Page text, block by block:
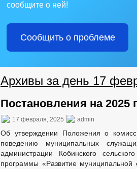
сообщите о ней!
Сообщить о проблеме
Архивы за день 17
Постановления на 2025
17 февраля, 2025 admin
Об утверждении Положения о
поведению муниципальных
администрации Кобинского
программы «Развитие муниципальной